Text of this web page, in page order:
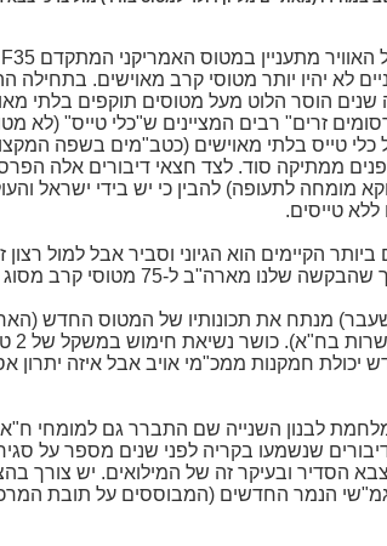
מתעניין במטוס האמריקני המתקדם F35
לא יהיו יותר מטוסי קרב מאוישים.
שנים הוסר הלוט מעל מטוסים תוקפים בלתי
זרים" רבים המציינים ש"כלי טייס" (לא
כלי טייס בלתי מאוישים (כטב"מים בשפה
ממתיקה סוד. לצד חצאי דיבורים אלה
מומחה לתעופה) להבין כי יש בידי ישראל
טייסים.
הקיימים הוא הגיוני וסביר אבל למול
קרב מסוג זה תגיע לכדי עלות של 15 מיליארד דולר.
בח"א). כושר נשיאת חימוש במשקל של 2 טון (לעומת 16 טון של
יכולת חמקנות ממכ"מי אויב אבל איזה יתרון
לבנון השנייה שם התברר גם למומחי ח"א
שנשמעו בקריה לפני שנים מספר על
הנמר החדשים (המבוססים על תובת